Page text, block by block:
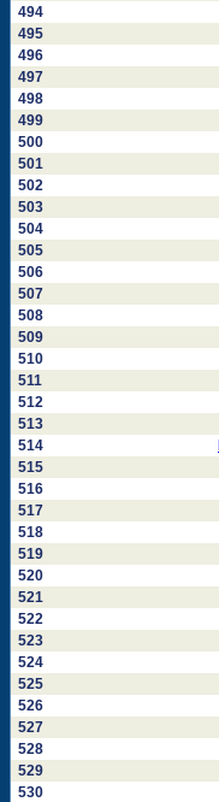
494
495
496
497
498
499
500
501
502
503
504
505
506
507
508
509
510
511
512
513
514
515
516
517
518
519
520
521
522
523
524
525
526
527
528
529
530